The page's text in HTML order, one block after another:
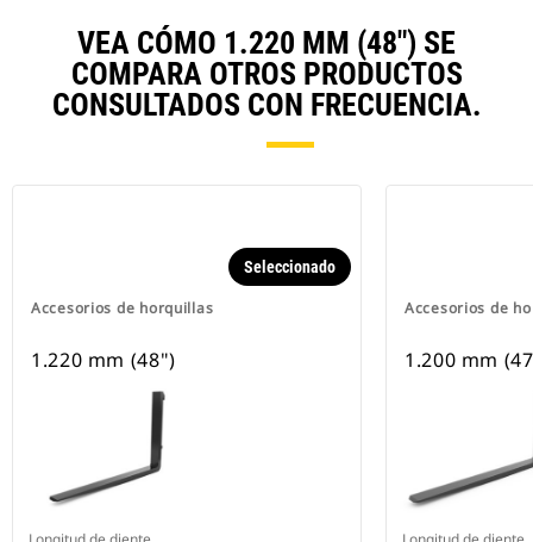
VEA CÓMO 1.220 MM (48") SE
COMPARA OTROS PRODUCTOS
CONSULTADOS CON FRECUENCIA.
Accesorios de horquillas
Seleccionado
1.220 mm (48")
Accesorios de
1.200 mm